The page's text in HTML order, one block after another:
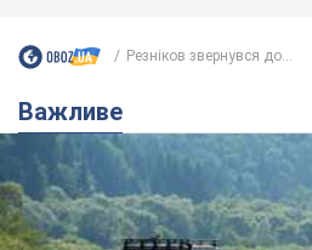
Резніков звернувся до...
Важливе